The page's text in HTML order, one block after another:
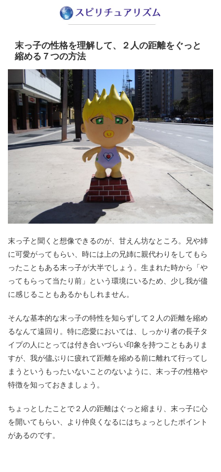
末っ子の性格を理解して、２人の距離をぐっと
縮める７つの方法
末っ子と聞くと想像できるのが、甘えん坊なところ。兄や姉
に可愛がってもらい、時には上の兄姉に親代わりをしてもら
ったこともある末っ子が大半でしょう。生まれた時から「や
ってもらって当たり前」という環境にいるため、少し我が儘
に感じることもあるかもしれません。
そんな基本的な末っ子の特性を知らずして２人の距離を縮め
るなんて遠回り。特に恋愛においては、しっかり者の長子タ
イプの人にとっては付き合いづらい印象を持つこともありま
すが、我が儘ぶりに疲れて距離を縮める前に離れて行ってし
まうというもったいないことのないように、末っ子の性格や
特徴を知っておきましょう。
ちょっとしたことで２人の距離はぐっと縮まり、末っ子に心
を開いてもらい、より仲良くなるにはちょっとしたポイント
があるのです。